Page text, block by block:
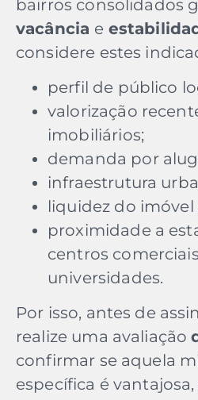
bairros consolidados
vacância e
considere estes
perfil de público
valorização
imobiliários;
demanda por
infraestrutura
liquidez do
proximidade a
centros
universidades.
Por isso, antes de
realize uma avaliação
confirmar se aquela
específica é